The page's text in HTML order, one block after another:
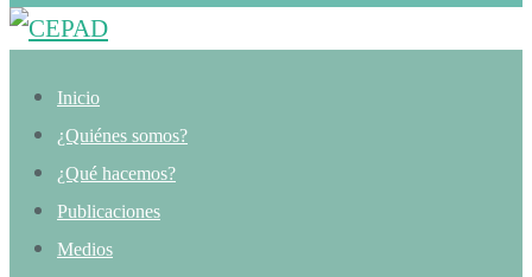
Inicio
¿Quiénes somos?
¿Qué hacemos?
Publicaciones
Medios